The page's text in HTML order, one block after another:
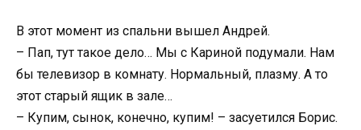
В этот момент из спальни вышел Андрей.
– Пап, тут такое дело… Мы с Кариной подумали. Нам
бы телевизор в комнату. Нормальный, плазму. А то
этот старый ящик в зале…
– Купим, сынок, конечно, купим! – засуетился Борис.